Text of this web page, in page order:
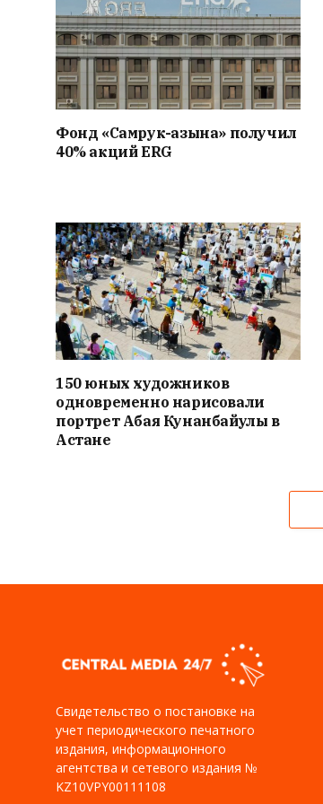
Фонд «Самрук-Қазына» получил
40% акций ERG
150 юных художников
одновременно нарисовали
портрет Абая Кунанбайулы в
Астане
Свидетельство о постановке на
учет периодического печатного
издания, информационного
агентства и сетевого издания №
KZ10VPY00111108